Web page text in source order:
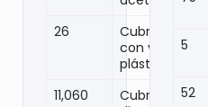
26
Cubrebocas
con visor de
plástico
11,060
Cubreboca
5
52